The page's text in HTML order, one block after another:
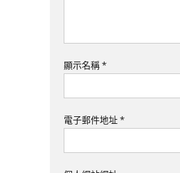
顯示名稱*
電子郵件地址*